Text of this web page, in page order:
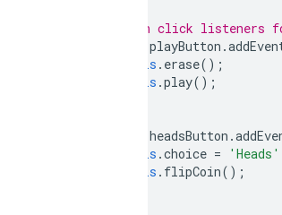
// On click listeners
playButton .
this . erase();
this .play();
headsButton .
this .choice = 'Heads'
this . flipCoin();